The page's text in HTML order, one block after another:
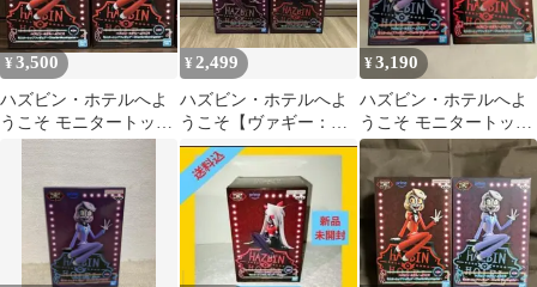
¥3,500
ハズビン・ホテルへよ
うこそ モニタートップ
フィギュア チャーリ
¥2,499
ハズビン・ホテルへよ
うこそ【ヴァギー：AB
カラーセット】フィギ
ュア 2種
¥3,190
ハズビン・ホテルへよ
うこそ モニタートップ
フィギュア チャーリ
ー 2種セット